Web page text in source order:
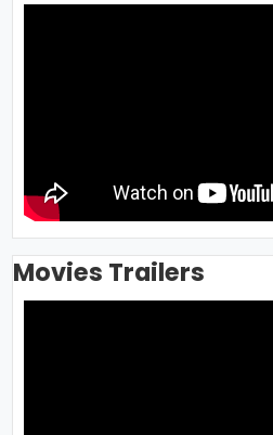
Movies Trailers